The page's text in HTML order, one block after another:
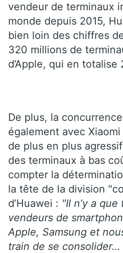
vendeur de terminaux
monde depuis 2015,
bien loin des chiffres
320 millions de
d’Apple, qui en totalise
De plus, la
également avec
de plus en plus
des terminaux à bas
compter la
la tête de la division
d’Huawei : "Il n’y a
vendeurs de
Apple, Samsung et
train de se